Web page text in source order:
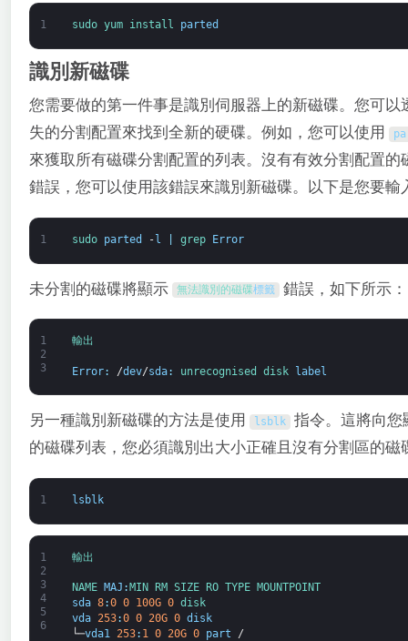
1 sudo yum install parted
識別新磁碟
您需要做的第一件事是識別伺服器上的新磁碟。您可以
失的分割配置來找到全新的硬碟。例如，您可以使用
來獲取所有磁碟分割配置的列表。沒有有效分割配置的
錯誤，您可以使用該錯誤來識別新磁碟。以下是您要輸
1 sudo parted -l grep Error
未分割的磁碟將顯示 無法識別的磁碟標籤 錯誤，如下所示：
1
2
3
輸出
Error: /dev/sda: unrecognised disk label
另一種識別新磁碟的方法是使用 lsblk 指令。這將向您
的磁碟列表，您必須識別出大小正確且沒有分割區的磁
1 lsblk
1
2
3
4
5
6
輸出
NAME MAJ : MIN RM SIZE RO TYPE MOUNTPOINT
sda 8:0 0 100G 0 disk
vda 253:0 0 20G 0 disk
└─vda1 253: 1 0 20G 0 part /